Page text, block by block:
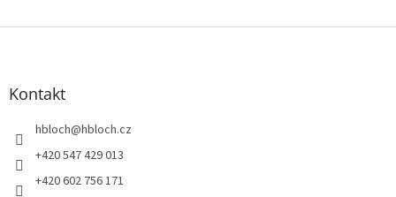
Z
Kontakt
hbloch@hbloch.cz
+420 547 429 013
+420 602 756 171